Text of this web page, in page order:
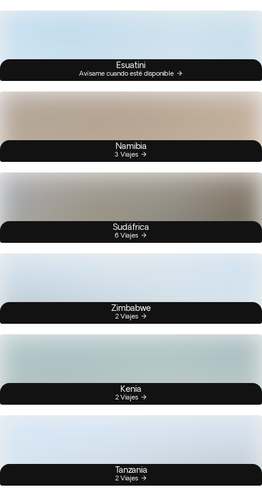
Esuatini
Avísame cuando esté disponible
Namibia
3 Viajes
Sudáfrica
6 Viajes
Zimbabwe
2 Viajes
Kenia
2 Viajes
Tanzania
2 Viajes